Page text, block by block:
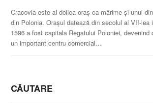
Cracovia este al doilea oraș ca mărime și unul
din Polonia. Orașul datează din secolul al VII-lea
1596 a fost capitala Regatului Poloniei, devenind
un important centru comercial…
CĂUTARE